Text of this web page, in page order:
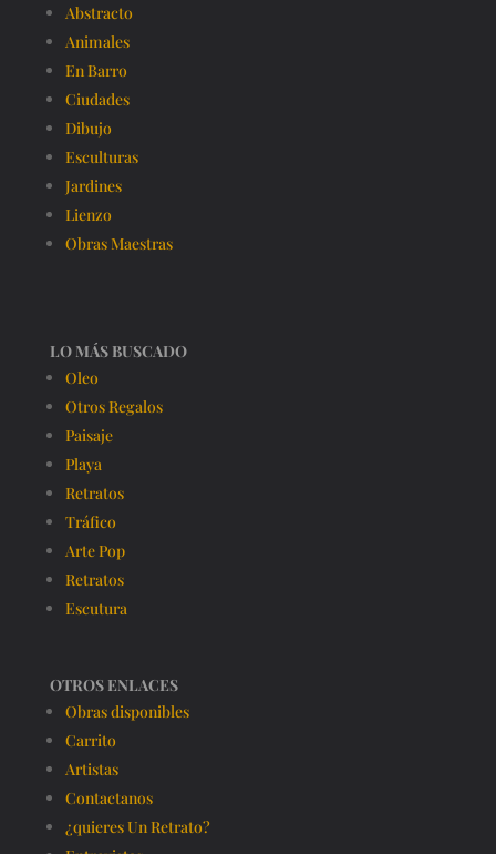
Abstracto
Animales
En Barro
Ciudades
Dibujo
Esculturas
Jardines
Lienzo
Obras Maestras
LO MÁS BUSCADO
Oleo
Otros Regalos
Paisaje
Playa
Retratos
Tráfico
Arte Pop
Retratos
Escutura
OTROS ENLACES
Obras disponibles
Carrito
Artistas
Contactanos
¿quieres Un Retrato?